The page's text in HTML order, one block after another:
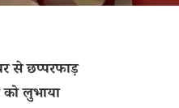
से छप्परफाड़
को लुभाया